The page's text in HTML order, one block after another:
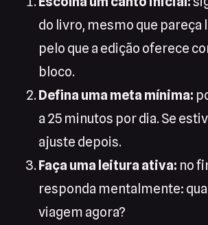
do livro, mesmo que pareça
pelo que a edição oferece
bloco.
Defina uma meta mínima:
a 25 minutos por dia. Se
ajuste depois.
Faça uma leitura ativa: no
responda mentalmente:
viagem agora?